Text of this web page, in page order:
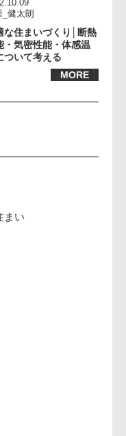
_健太朗
な住まいづくり│断熱
・気密性能・体感温
ついて考える
MORE
まい